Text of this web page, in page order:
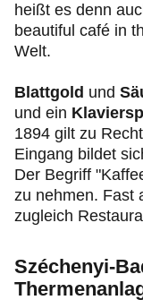
heißt es denn
beautiful café in
Welt.
Blattgold und
und ein
1894 gilt zu
Eingang bildet
Der Begriff
zu nehmen. Fast
zugleich
Széchenyi-